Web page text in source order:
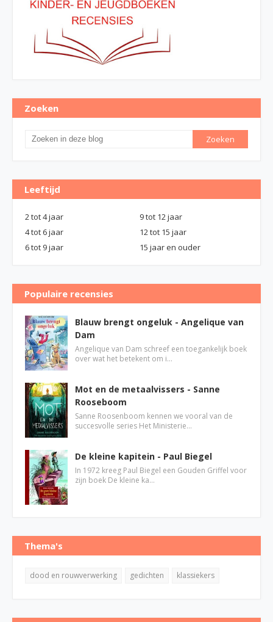
Zoeken
Leeftijd
2 tot 4 jaar
9 tot 12 jaar
4 tot 6 jaar
12 tot 15 jaar
6 tot 9 jaar
15 jaar en ouder
Populaire recensies
Blauw brengt ongeluk - Angelique van
Dam
Angelique van Dam schreef een toegankelijk boek
over wat het betekent om i…
Mot en de metaalvissers - Sanne
Rooseboom
Sanne Roosenboom kennen we vooral van de
succesvolle series Het Ministerie…
De kleine kapitein - Paul Biegel
In 1972 kreeg Paul Biegel een Gouden Griffel voor
zijn boek De kleine ka…
Thema's
dood en rouwverwerking gedichten klassiekers